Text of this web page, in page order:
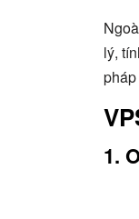
lý,
1.